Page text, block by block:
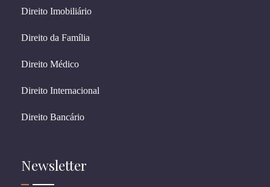
Direito Imobiliário
Direito da Família
Direito Médico
Direito Internacional
Direito Bancário
Newsletter